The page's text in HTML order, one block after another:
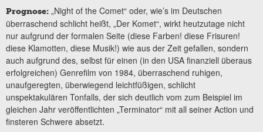
Prognose: „Night of the Comet“ oder, wie’s im Deutschen
überraschend schlicht heißt, „Der Komet“, wirkt heutzutage nicht
nur aufgrund der formalen Seite (diese Farben! diese Frisuren!
diese Klamotten, diese Musik!) wie aus der Zeit gefallen, sondern
auch aufgrund des, selbst für einen (in den USA finanziell überaus
erfolgreichen) Genrefilm von 1984, überraschend ruhigen,
unaufgeregten, überwiegend leichtfüßigen, schlicht
unspektakulären Tonfalls, der sich deutlich vom zum Beispiel im
gleichen Jahr veröffentlichten „Terminator“ mit all seiner Action und
finsteren Schwere absetzt.